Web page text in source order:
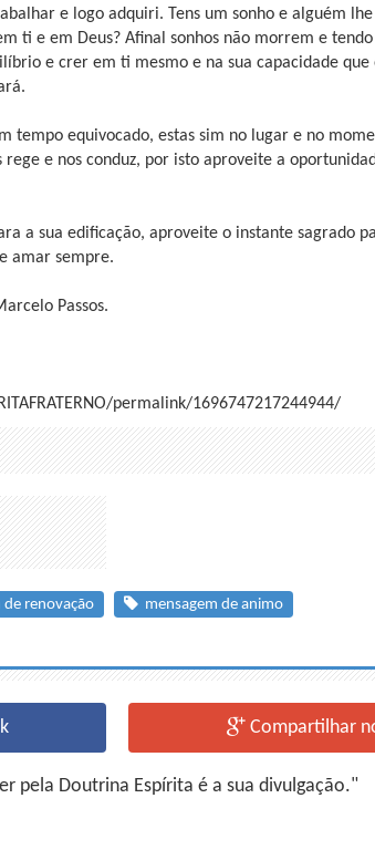
e logo adquiri. Tens um sonho e alguém lhe
ti e em Deus? Afinal sonhos não morrem e
e crer em ti mesmo e na sua capacidade que
tempo equivocado, estas sim no lugar e no
e nos conduz, por isto aproveite a
a sua edificação, aproveite o instante sagrado
amar sempre.
Passos.
permalink/1696747217244944/
de renovação mensagem de animo
Compartilhar
pela Doutrina Espírita é a sua divulgação."